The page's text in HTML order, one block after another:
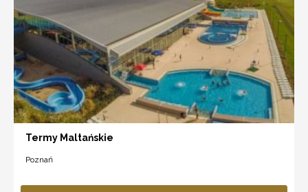
Termy Maltańskie
Poznań